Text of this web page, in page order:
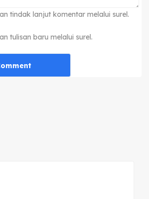
tindak lanjut komentar melalui surel.
tulisan baru melalui surel.